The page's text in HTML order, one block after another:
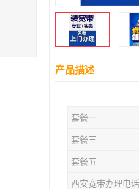
产品描述
套餐一
套餐三
套餐五
西安宽带办理电话